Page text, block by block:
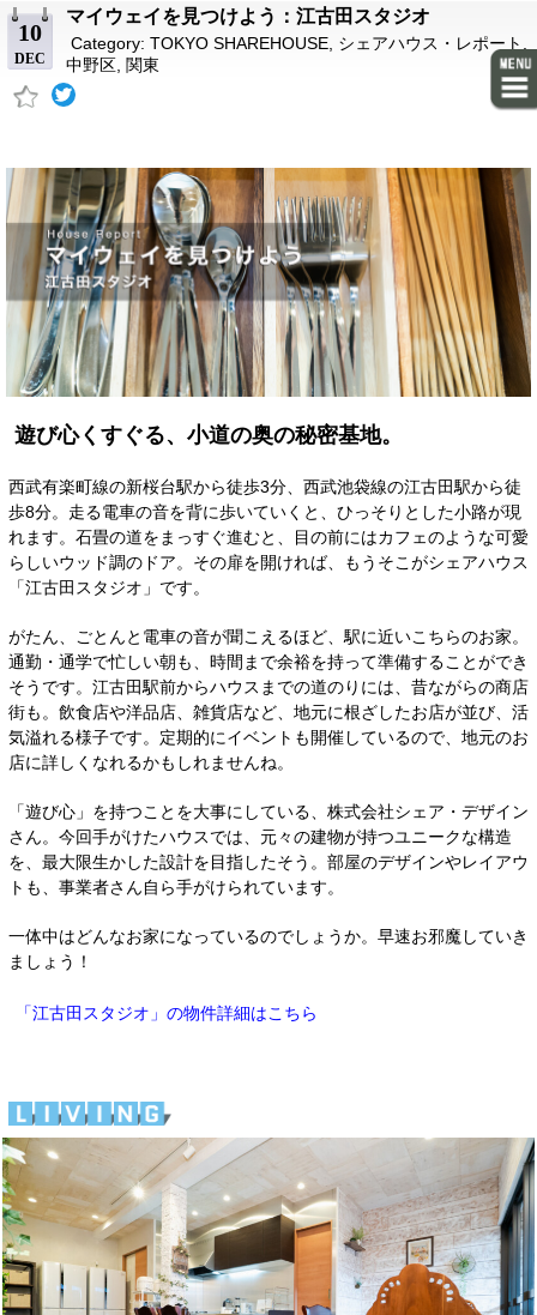
10
DEC
マイウェイを見つけよう：江古田スタジオ
Category: TOKYO SHAREHOUSE シェアハウス・レポート
中野区 関東
遊び心くすぐる、小道の奥の秘密基地。
西武有楽町線の新桜台駅から徒歩3分、西武池袋線の江古田駅から徒
歩8分。走る電車の音を背に歩いていくと、ひっそりとした小路が現
れます。石畳の道をまっすぐ進むと、目の前にはカフェのような可愛
らしいウッド調のドア。その扉を開ければ、もう そこがシェアハウス
「江古田スタジオ」です。
がたん、ごとんと電車の音が聞こえるほど、駅に近いこちらのお家。
通勤・通学で忙しい朝も、時間まで余裕を持って準備することができ
そうです。江古田駅前からハウスまでの道のりには、昔ながらの商店
街も。飲食店や洋品店、雑貨店など、地元に根ざしたお店が並び、活
気溢れる様子です。定期的にイベントも開催しているので、地元のお
店に詳しくなれるかもしれませんね。
「遊び心」を持つことを大事にしている、株式会社シェア・デザイン
さん。今回手がけたハウスでは、元々の建物が持つユニークな構造
を、最大限生かした設計を目指したそう。部屋のデザインやレイアウ
トも、事業者さん自ら手がけられています。
一体中はどんなお家になっているのでしょうか。早速お邪魔していき
ましょう！
「江古田スタジオ」の物件詳細はこちら